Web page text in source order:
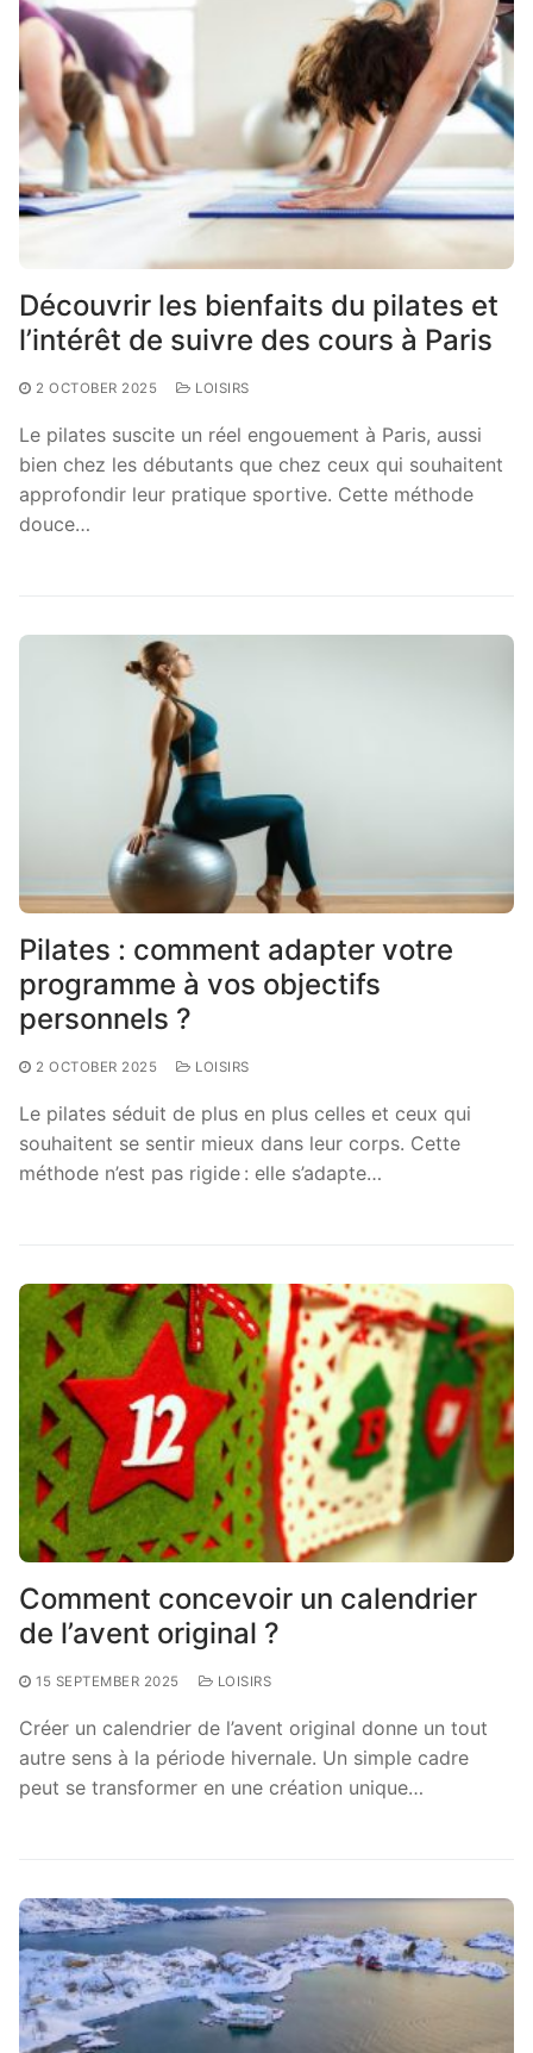
Découvrir les bienfaits du pilates et
l’intérêt de suivre des cours à Paris
2 OCTOBER 2025 LOISIRS
Le pilates suscite un réel engouement à Paris, aussi
bien chez les débutants que chez ceux qui souhaitent
approfondir leur pratique sportive. Cette méthode
douce…
Pilates : comment adapter votre
programme à vos objectifs
personnels ?
2 OCTOBER 2025 LOISIRS
Le pilates séduit de plus en plus celles et ceux qui
souhaitent se sentir mieux dans leur corps. Cette
méthode n’est pas rigide : elle s’adapte…
Comment concevoir un calendrier
de l’avent original ?
15 SEPTEMBER 2025 LOISIRS
Créer un calendrier de l’avent original donne un tout
autre sens à la période hivernale. Un simple cadre
peut se transformer en une création unique…